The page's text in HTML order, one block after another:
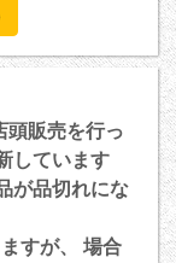
販売を行っ
しています
が品切れにな
すが、 場合